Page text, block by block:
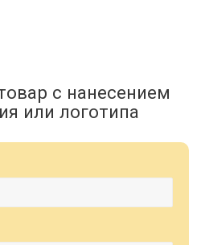
с нанесением
или логотипа